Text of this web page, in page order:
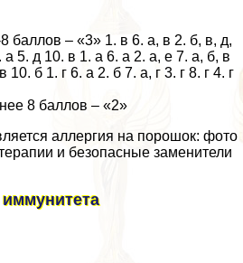
баллов – «3» 1. в 6. а, в 2. б, в, д,
а 5. д 10. в 1. а 6. а 2. а, е 7. а, б, в
10. б 1. г 6. а 2. б 7. а, г 3. г 8. г 4. г
8 баллов – «2»
аллергия на порошок: фото
и безопасные заменители